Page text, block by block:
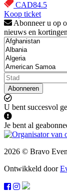
CAD84.5
Koop ticket
Abonneer u op
nieuws en
Abonneren
U bent succesvol
Je bent al
2026 © Bravo
Ontwikkeld door